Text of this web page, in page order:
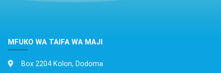
MFUKO WA TAIFA WA MAJI
Box 2204 Kolon, Dodoma